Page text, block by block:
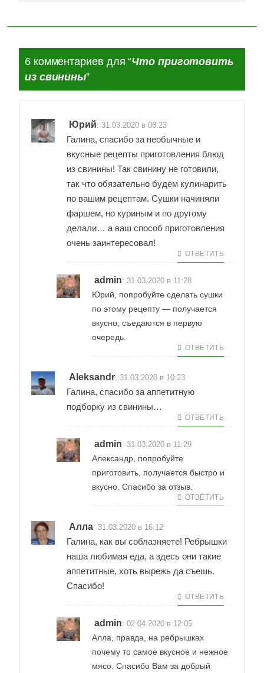
6 комментариев для “Что приготовить
из свинины”
Юрий: 31.03.2020 в 08:23
Галина, спасибо за необычные и
вкусные рецепты приготовления блюд
из свинины! Так свинину не готовили,
так что обязательно будем кулинарить
по вашим рецептам. Сушки начиняли
фаршем, но куриным и по другому
делали… а ваш способ приготовления
очень заинтересовал!
ОТВЕТИТЬ
admin: 31.03.2020 в 11:28
Юрий, попробуйте сделать сушки
по этому рецепту — получается
вкусно, съедаются в первую
очередь.
ОТВЕТИТЬ
Aleksandr: 31.03.2020 в 10:23
Галина, спасибо за аппетитную
подборку из свинины…
ОТВЕТИТЬ
admin: 31.03.2020 в 11:29
Александр, попробуйте
приготовить, получается быстро и
вкусно. Спасибо за отзыв.
ОТВЕТИТЬ
Алла: 31.03.2020 в 16:12
Галина, как вы соблазняете! Ребрышки
наша любимая еда, а здесь они такие
аппетитные, хоть вырежь да съешь.
Спасибо!
ОТВЕТИТЬ
admin: 02.04.2020 в 12:05
Алла, правда, на ребрышках
почему то самое вкусное и нежное
мясо. Спасибо Вам за добрый